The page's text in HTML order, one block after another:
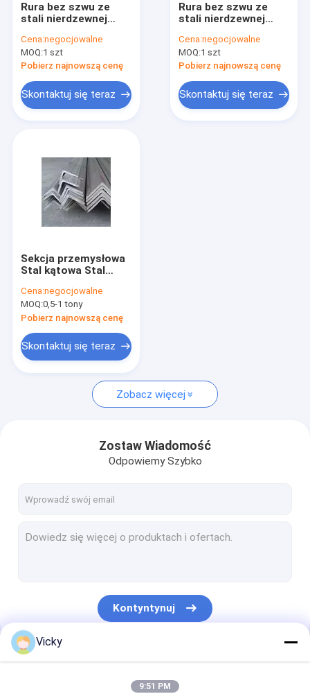
Rura ze stopu niklu
Hastelloy Pipe
Płyta ze stali nierdzewnej
Uszczelka spiralna
Rura bez szwu ze
stali nierdzewnej
316 316L Rura bez
szwu SCH40 Rura
przemysłowa
Cena:negocjowalne
MOQ:1 szt
Pobierz najnowszą cenę
Skontaktuj się teraz
Rura bez szwu ze
stali nierdzewnej
TP316L
Harmonogram 40
Rura bez szwu
Cena:negocjowalne
MOQ:1 szt
Pobierz najnowszą cenę
Skontaktuj się teraz
Sekcja przemysłowa
Stal kątowa Stal
Polerowana pręta
aniołowa
Cena:negocjowalne
MOQ:0,5-1 tony
Pobierz najnowszą cenę
Skontaktuj się teraz
Zobacz więcej
Zostaw Wiadomość
Odpowiemy Szybko
Kontyntynuj
Nasze Kategorie
Vicky
9:51 PM